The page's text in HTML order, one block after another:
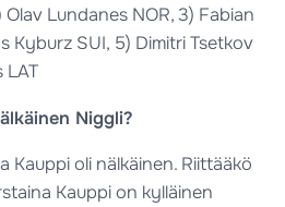
Lundanes NOR, 3) Fabian
Kyburz SUI, 5) Dimitri Tsetkov
LAT
Niggli?
Kauppi oli nälkäinen. Riittääkö
Kauppi on kylläinen